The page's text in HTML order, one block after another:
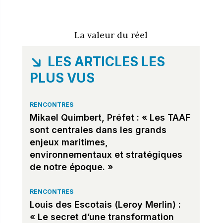
La valeur du réel
LES ARTICLES LES
PLUS VUS
RENCONTRES
Mikael Quimbert, Préfet : « Les TAAF
sont centrales dans les grands
enjeux maritimes,
environnementaux et stratégiques
de notre époque. »
RENCONTRES
Louis des Escotais (Leroy Merlin) :
« Le secret d’une transformation